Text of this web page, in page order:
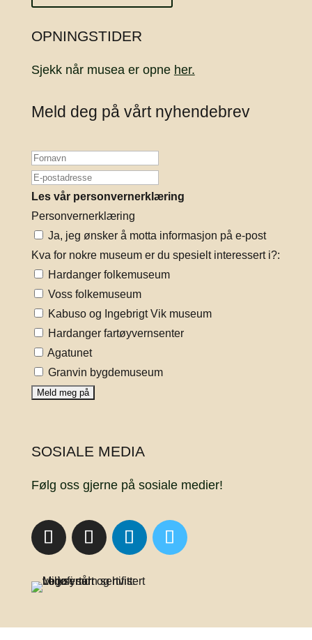
OPNINGSTIDER
Sjekk når musea er opne her.
Meld deg på vårt nyhendebrev
Les vår personvernerklæring
Personvernerklæring
Ja, jeg ønsker å motta informasjon på e-post
Kva for nokre museum er du spesielt interessert i?:
Hardanger folkemuseum
Voss folkemuseum
Kabuso og Ingebrigt Vik museum
Hardanger fartøyvernsenter
Agatunet
Granvin bygdemuseum
SOSIALE MEDIA
Følg oss gjerne på sosiale medier!